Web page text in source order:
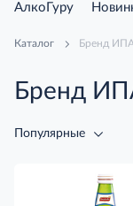
АлкоГуру
Каталог Бренд
Бренд
Популярные